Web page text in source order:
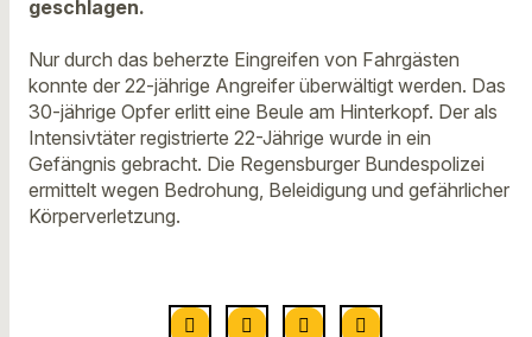
geschlagen.
Nur durch das beherzte Eingreifen von Fahrgästen
konnte der 22-jährige Angreifer überwältigt werden. Das
30-jährige Opfer erlitt eine Beule am Hinterkopf. Der als
Intensivtäter registrierte 22-Jährige wurde in ein
Gefängnis gebracht. Die Regensburger Bundespolizei
ermittelt wegen Bedrohung, Beleidigung und gefährlicher
Körperverletzung.